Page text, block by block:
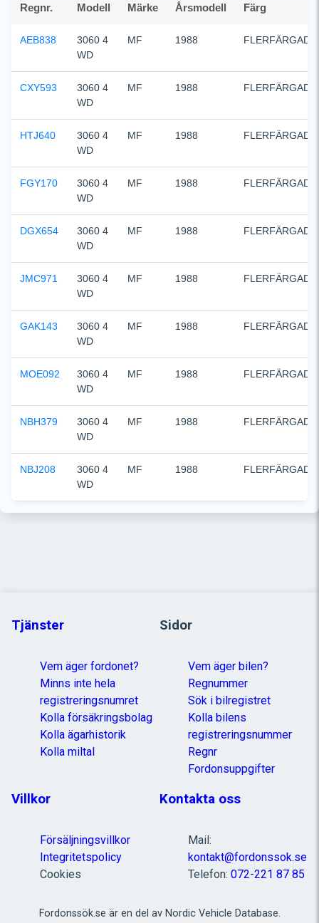
Regnr. Modell Märke Årsmodell Färg
AEB838
3060 4
WD
MF 1988 FLERFÄRGAD
CXY593
3060 4
WD
MF 1988 FLERFÄRGAD
HTJ640
3060 4
WD
MF 1988 FLERFÄRGAD
FGY170
3060 4
WD
MF 1988 FLERFÄRGAD
DGX654
3060 4
WD
MF 1988 FLERFÄRGAD
JMC971
3060 4
WD
MF 1988 FLERFÄRGAD
GAK143
3060 4
WD
MF 1988 FLERFÄRGAD
MOE092
3060 4
WD
MF 1988 FLERFÄRGAD
NBH379
3060 4
WD
MF 1988 FLERFÄRGAD
NBJ208
3060 4
WD
MF 1988 FLERFÄRGAD
Tjänster
Vem äger fordonet?
Minns inte hela
registreringsnumret
Kolla försäkringsbolag
Kolla ägarhistorik
Kolla miltal
Sidor
Vem äger bilen?
Regnummer
Sök i bilregistret
Kolla bilens
registreringsnummer
Regnr
Fordonsuppgifter
Villkor
Försäljningsvillkor
Integritetspolicy
Cookies
Kontakta oss
Mail:
kontakt@fordonssok.se
Telefon: 072-221 87 85
Fordonssök.se är en del av Nordic Vehicle Database.